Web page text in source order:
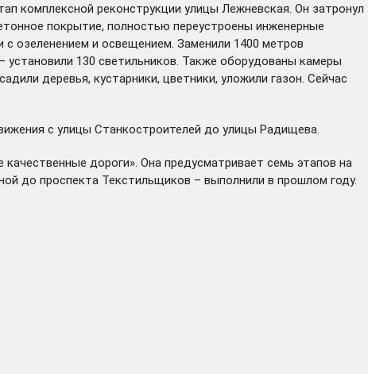
комплексной реконструкции улицы Лежневская. Он затронул
покрытие, полностью переустроены инженерные
озеленением и освещением. Заменили 1400 метров
130 светильников. Также оборудованы камеры
деревья, кустарники, цветники, уложили газон. Сейчас
с улицы Станкостроителей до улицы Радищева.
дороги». Она предусматривает семь этапов на
до проспекта Текстильщиков – выполнили в прошлом году.